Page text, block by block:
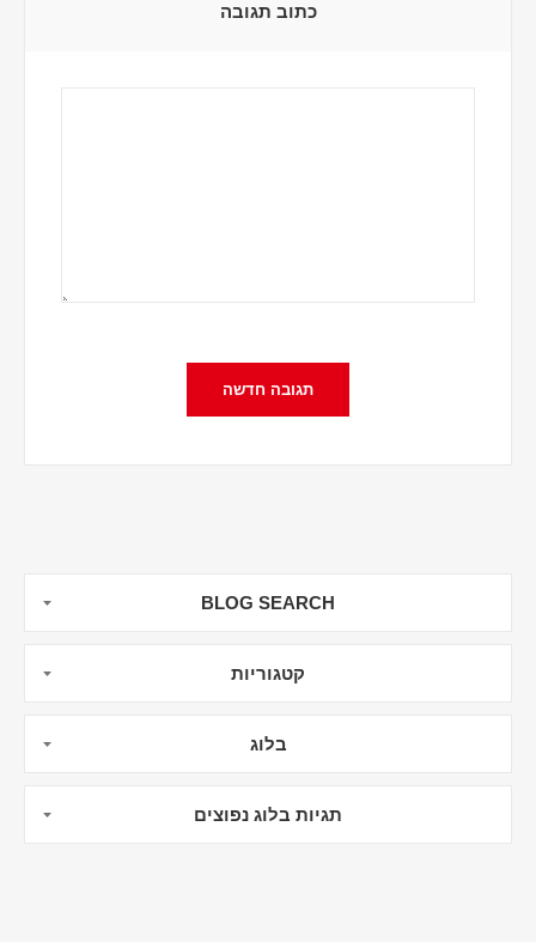
כתוב תגובה
BLOG SEARCH
קטגוריות
בלוג
תגיות בלוג נפוצים